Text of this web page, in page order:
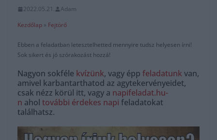
2022.05.21.
Adam
Kezdőlap » Fejtörő
Ebben a feladatban letesztelhetted mennyire tudsz helyesen írni!
Sok sikert és jó szórakozást hozzá!
Nagyon sokféle kvízünk, vagy épp feladatunk van,
amivel karbantarthatod az agytekervényeidet,
csak nézz körül itt, vagy a napifeladat.hu-
n ahol további érdekes napi feladatokat
találhatsz.